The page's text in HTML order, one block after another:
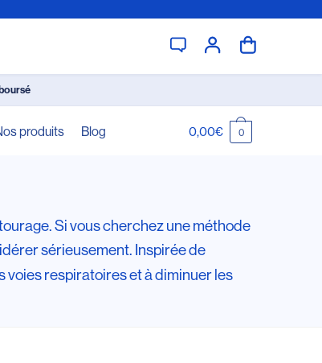
produits Blog 0,00€ 0
Si vous cherchez une méthode
sérieusement. Inspirée de
voies respiratoires et à diminuer les